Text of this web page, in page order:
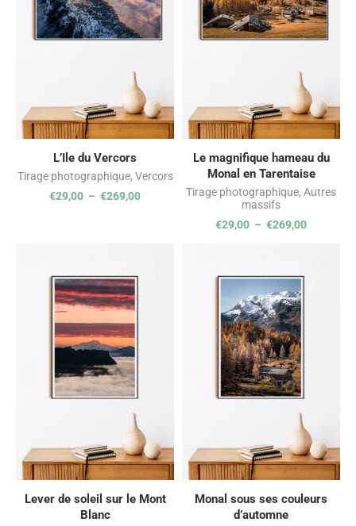
L’Ile du Vercors
Tirage photographique, Vercors
€29,00 – €269,00
Le magnifique hameau du
Monal en Tarentaise
Tirage photographique, Autres
massifs
€29,00 – €269,00
Lever de soleil sur le Mont
Blanc
Monal sous ses couleurs
d’automne